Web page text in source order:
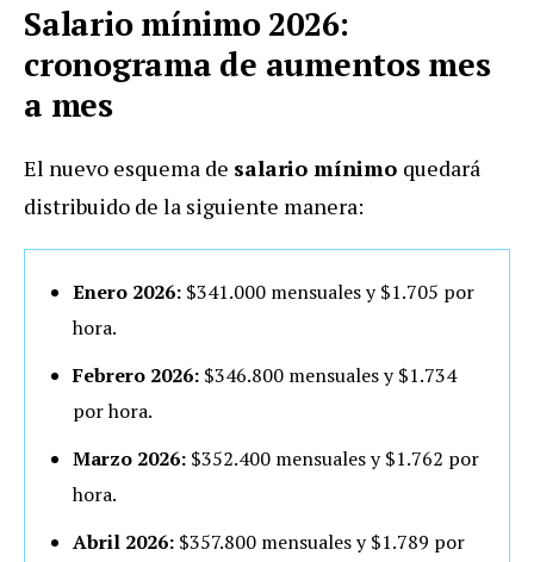
Salario mínimo 2026:
cronograma de aumentos mes
a mes
El nuevo esquema de salario mínimo quedará
distribuido de la siguiente manera:
Enero 2026: $341.000 mensuales y $1.705 por
hora.
Febrero 2026: $346.800 mensuales y $1.734
por hora.
Marzo 2026: $352.400 mensuales y $1.762 por
hora.
Abril 2026: $357.800 mensuales y $1.789 por